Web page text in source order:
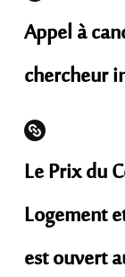
Appel à
chercheur
Le Prix du
Logement
est ouvert